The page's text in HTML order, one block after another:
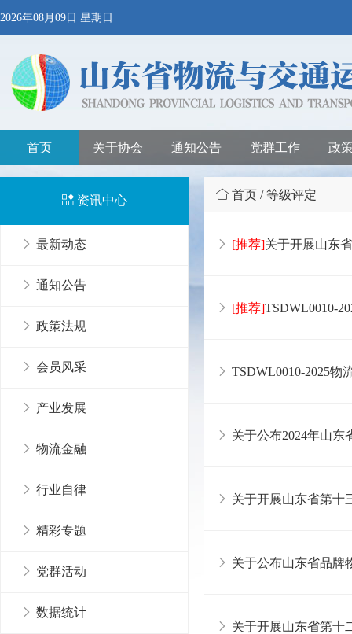
2026年08月09日 星期日
首页 关于协会 通知公告 党群工作 政
资讯中心
最新动态
通知公告
政策法规
会员风采
产业发展
物流金融
行业自律
精彩专题
党群活动
数据统计
首页 / 等级评定
[推荐]关于开展山东
[推荐]TSDWL0010-
TSDWL0010-2025物
关于公布2024年山
关于开展山东省第十
关于公布山东省品牌
关于开展山东省第十